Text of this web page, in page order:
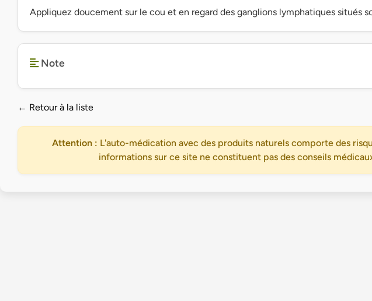
Appliquez doucement sur le cou et en regard des ganglions lymphatiques situés
Note
← Retour à la liste
Attention : L'auto-médication avec des produits naturels comporte des
informations sur ce site ne constituent pas des conseils